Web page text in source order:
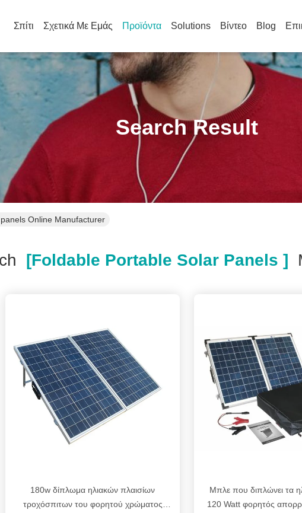
Σπίτι Σχετικά Με Εμάς Προϊόντα Solutions Βίντεο Blog
Search Result
Online Manufacturer
[foldable Portable Solar Panels ]
180w δίπλωμα ηλιακών πλαισίων
τροχόσπιτων του φορητού χρώματος
Μπλε που διπλώνει τα
120 Watt φορητός